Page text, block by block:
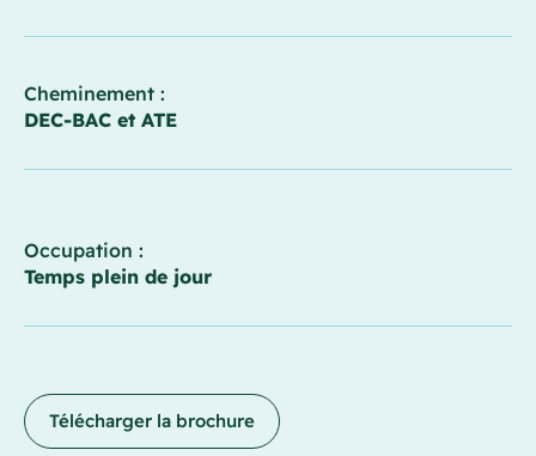
Cheminement :
DEC-BAC et ATE
Occupation :
Temps plein de jour
Télécharger la brochure